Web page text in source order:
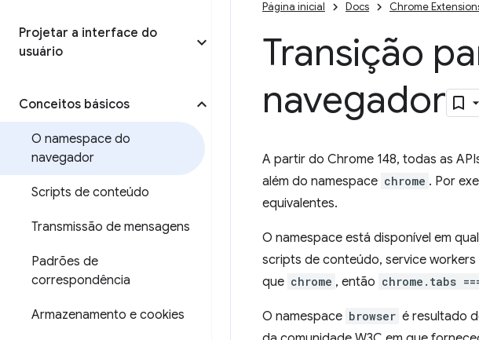
Projetar a interface do
usuário
Conceitos básicos
O namespace do
navegador
Scripts de conteúdo
Transmissão de mensagens
Padrões de
correspondência
Armazenamento e cookies
Página inicial Docs Chrome
Transição
navegador
A partir do Chrome 148, todas as
além do namespace chrome . Por
equivalentes.
O namespace está disponível em
scripts de conteúdo, service
que chrome , então chrome.tabs
O namespace browser é resultado